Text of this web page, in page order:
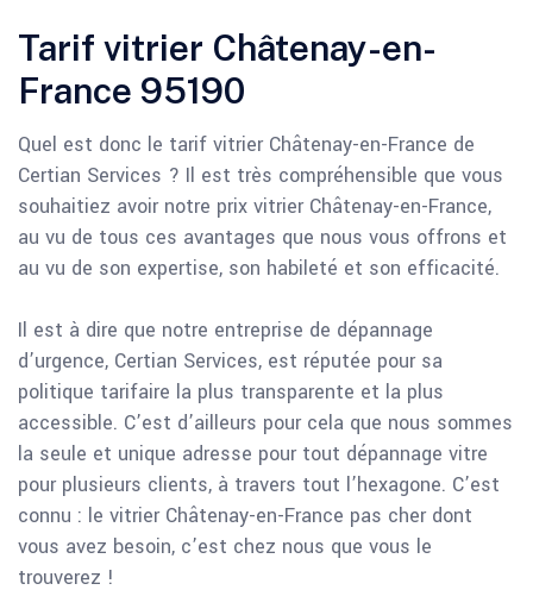
Tarif vitrier Châtenay-en-
France 95190
Quel est donc le tarif vitrier Châtenay-en-France de
Certian Services ? Il est très compréhensible que vous
souhaitiez avoir notre prix vitrier Châtenay-en-France,
au vu de tous ces avantages que nous vous offrons et
au vu de son expertise, son habileté et son efficacité.
Il est à dire que notre entreprise de dépannage
d’urgence, Certian Services, est réputée pour sa
politique tarifaire la plus transparente et la plus
accessible. C’est d’ailleurs pour cela que nous sommes
la seule et unique adresse pour tout dépannage vitre
pour plusieurs clients, à travers tout l’hexagone. C’est
connu : le vitrier Châtenay-en-France pas cher dont
vous avez besoin, c’est chez nous que vous le
trouverez !